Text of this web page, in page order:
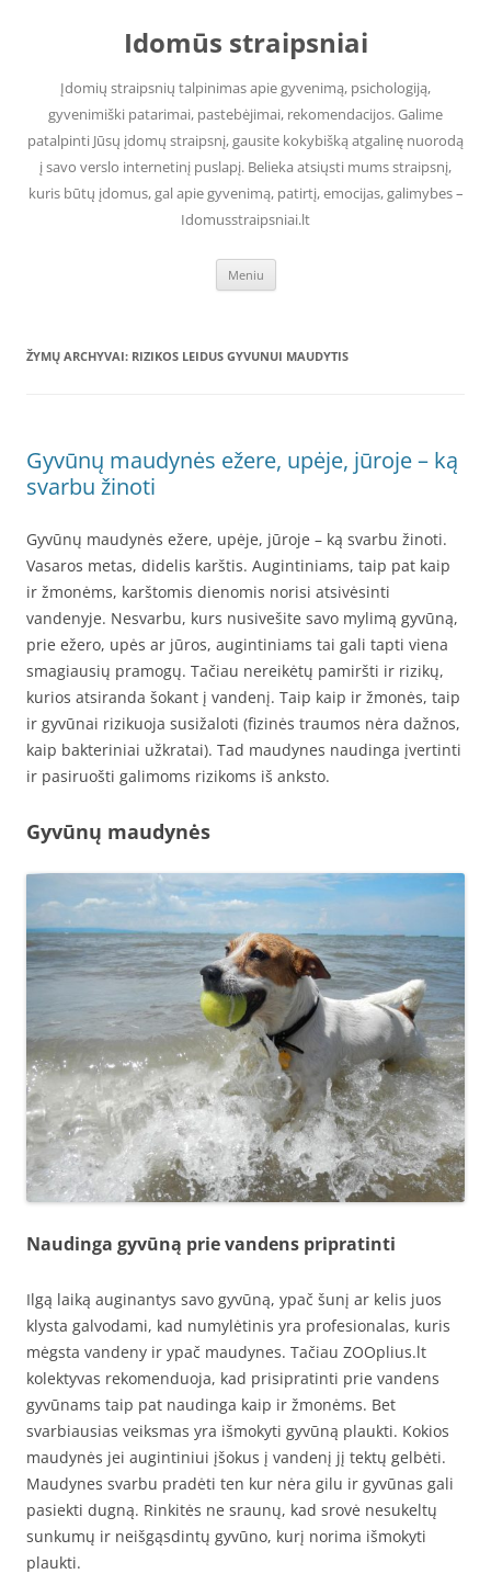
Idomūs straipsniai
Įdomių straipsnių talpinimas apie gyvenimą, psichologiją,
gyvenimiški patarimai, pastebėjimai, rekomendacijos. Galime
patalpinti Jūsų įdomų straipsnį, gausite kokybišką atgalinę nuorodą
į savo verslo internetinį puslapį. Belieka atsiųsti mums straipsnį,
kuris būtų įdomus, gal apie gyvenimą, patirtį, emocijas, galimybes –
Idomusstraipsniai.lt
Meniu
ŽYMŲ ARCHYVAI: RIZIKOS LEIDUS GYVUNUI MAUDYTIS
Gyvūnų maudynės ežere, upėje, jūroje – ką
svarbu žinoti
Gyvūnų maudynės ežere, upėje, jūroje – ką svarbu žinoti.
Vasaros metas, didelis karštis. Augintiniams, taip pat kaip
ir žmonėms, karštomis dienomis norisi atsivėsinti
vandenyje. Nesvarbu, kurs nusivešite savo mylimą gyvūną,
prie ežero, upės ar jūros, augintiniams tai gali tapti viena
smagiausių pramogų. Tačiau nereikėtų pamiršti ir rizikų,
kurios atsiranda šokant į vandenį. Taip kaip ir žmonės, taip
ir gyvūnai rizikuoja susižaloti (fizinės traumos nėra dažnos,
kaip bakteriniai užkratai). Tad maudynes naudinga įvertinti
ir pasiruošti galimoms rizikoms iš anksto.
Gyvūnų maudynės
Naudinga gyvūną prie vandens pripratinti
Ilgą laiką auginantys savo gyvūną, ypač šunį ar kelis juos
klysta galvodami, kad numylėtinis yra profesionalas, kuris
mėgsta vandeny ir ypač maudynes. Tačiau ZOOplius.lt
kolektyvas rekomenduoja, kad prisipratinti prie vandens
gyvūnams taip pat naudinga kaip ir žmonėms. Bet
svarbiausias veiksmas yra išmokyti gyvūną plaukti. Kokios
maudynės jei augintiniui įšokus į vandenį jį tektų gelbėti.
Maudynes svarbu pradėti ten kur nėra gilu ir gyvūnas gali
pasiekti dugną. Rinkitės ne sraunų, kad srovė nesukeltų
sunkumų ir neišgąsdintų gyvūno, kurį norima išmokyti
plaukti.